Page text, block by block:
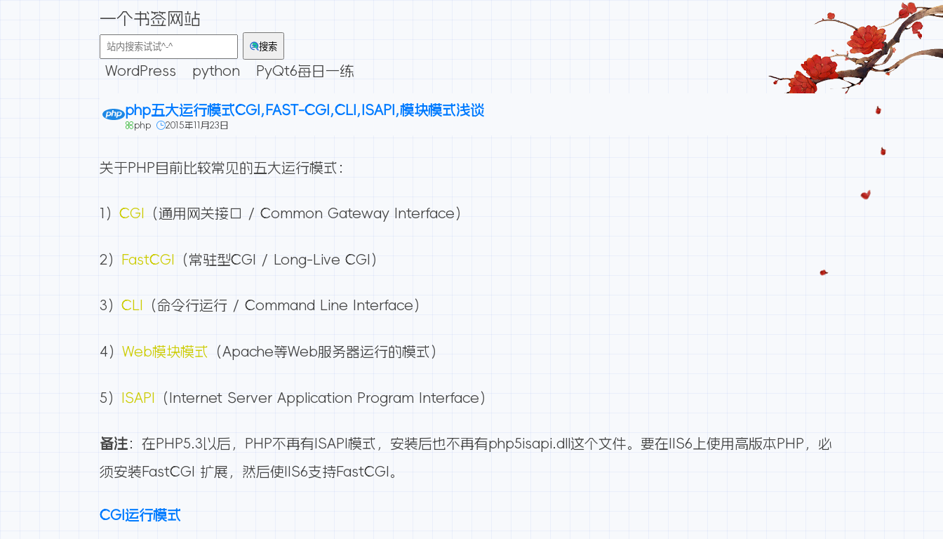
一个书签网站
搜索
WordPress python PyQt6每日一练
php五大运行模式CGI,FAST-CGI,CLI,ISAPI,模块模式浅谈
php 2015年11月23日
关于PHP目前比较常见的五大运行模式：
1）CGI （通用网关接口 / Common Gateway Interface）
2） FastCGI （常驻型CGI / Long-Live CGI）
3）CLI （命令行运行 / Command Line Interface）
4）Web模块模式 （Apache等Web服务器运行的模式）
5） ISAPI （Internet Server Application Program Interface）
备注 ：在PHP5.3以后，PHP不再有ISAPI模式，安装后也不再有php5isapi.dll这个文件。要在IIS6上使用高版本PHP，必
须安装FastCGI 扩展，然后使IIS6支持FastCGI。
CGI运行模式